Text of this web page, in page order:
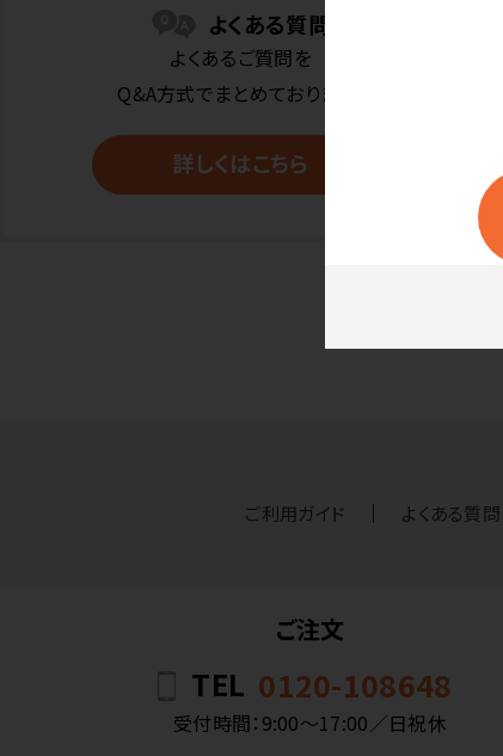
よくある質問
よくあるご質問を
Q&A方式でまとめております。
詳しくはこちら
ご利用ガイド よくある質問
ご注文
TEL 0120-108648
受付時間：9:00〜17:00／日祝休